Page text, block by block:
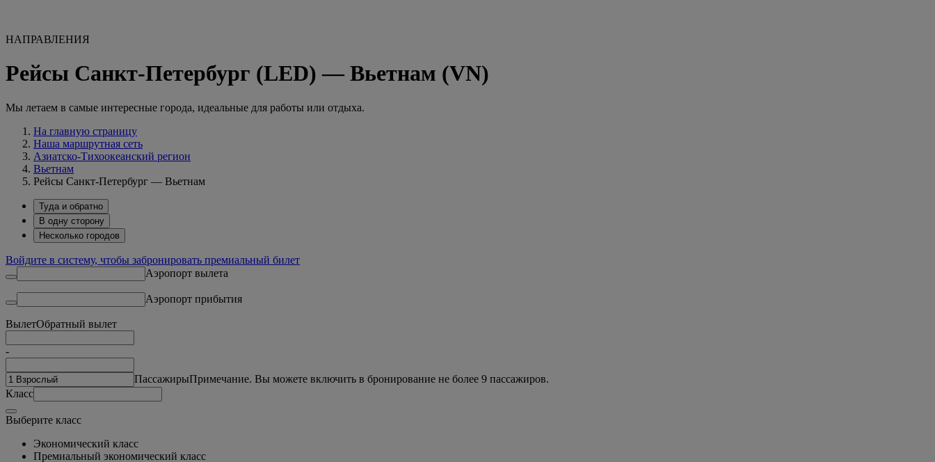
НАПРАВЛЕНИЯ
Рейсы Санкт-Петербург (LED) — Вьетнам (VN)
Мы летаем в самые интересные города, идеальные для работы или отдыха.
На главную страницу
Наша маршрутная сеть
Азиатско-Тихоокеанский регион
Вьетнам
Рейсы Санкт-Петербург — Вьетнам
Туда и обратно
В одну сторону
Несколько городов
Войдите в систему, чтобы забронировать премиальный билет
Аэропорт вылета
Аэропорт прибытия
ВылетОбратный вылет
-
ПассажирыПримечание. Вы можете включить в бронирование не более 9 пассажиров.
Класс
Выберите класс
Экономический класс
Премиальный экономический класс